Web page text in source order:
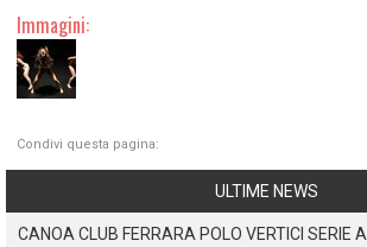
Immagini:
Condivi questa pagina:
ULTIME NEWS
CANOA CLUB FERRARA POLO VERTICI SERIE A